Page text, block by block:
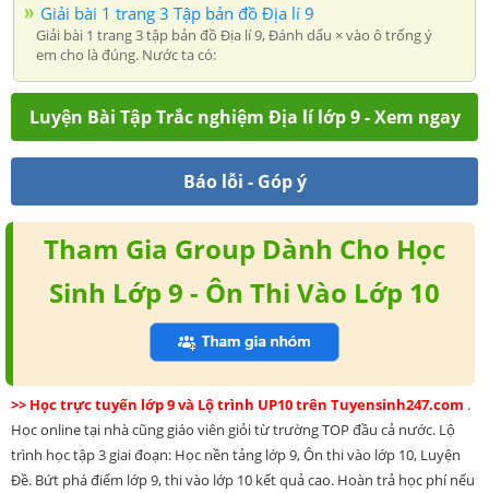
Giải bài 1 trang 3 Tập bản đồ Địa lí 9
Giải bài 1 trang 3 tập bản đồ Địa lí 9, Đánh dấu × vào ô trống ý
em cho là đúng. Nước ta có:
Luyện Bài Tập Trắc nghiệm Địa lí lớp 9 - Xem ngay
Báo lỗi - Góp ý
Tham Gia Group Dành Cho Học
Sinh Lớp 9 - Ôn Thi Vào Lớp 10
>> Học trực tuyến lớp 9 và Lộ trình UP10 trên Tuyensinh247.com .
Học online tại nhà cũng giáo viên giỏi từ trường TOP đầu cả nước. Lộ
trình học tập 3 giai đoạn: Học nền tảng lớp 9, Ôn thi vào lớp 10, Luyện
Đề. Bứt phá điểm lớp 9, thi vào lớp 10 kết quả cao. Hoàn trả học phí nếu